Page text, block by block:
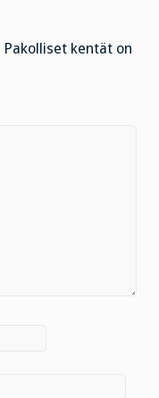
Pakolliset kentät on